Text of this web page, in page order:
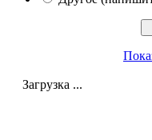
Загрузка ...